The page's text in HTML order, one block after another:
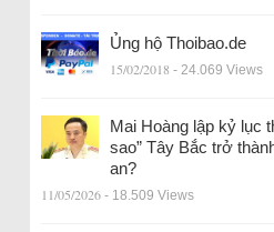
Ủng hộ Thoibao.de
15/02/2018 - 24.069 Views
Mai Hoàng lập kỷ lục
sao” Tây Bắc trở
an?
11/05/2026 - 18.509 Views